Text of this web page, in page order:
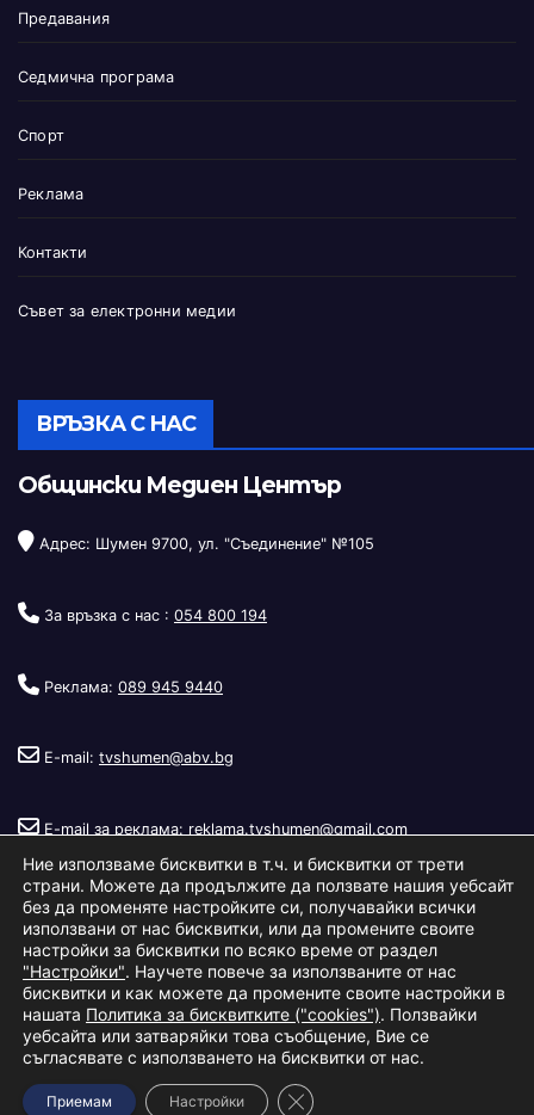
Предавания
Седмична програма
Спорт
Реклама
Контакти
Съвет за електронни медии
ВРЪЗКА С НАС
Общински Медиен Център
Адрес: Шумен 9700, ул. "Съединение" №105
За връзка с нас : 054 800 194
Реклама: 089 945 9440
E-mail: tvshumen@abv.bg
E-mail за реклама: reklama.tvshumen@gmail.com
Copyright © 2026Телевизия Шумен.|Изработка: S.I.T Solutions
Ltd.
За насРекламаУсловия за ползване
Политика за бисквитки
Ние използваме бисквитки в т.ч. и бисквитки от трети
страни. Можете да продължите да ползвате нашия уебсайт
без да променяте настройките си, получавайки всички
използвани от нас бисквитки, или да промените своите
настройки за бисквитки по всяко време от раздел
"Настройки". Научете повече за използваните от нас
бисквитки и как можете да промените своите настройки в
нашата Политика за бисквитките ("cookies"). Ползвайки
уебсайта или затваряйки това съобщение, Вие се
съгласявате с използването на бисквитки от нас.
Приемам Настройки Close GDPR Cookie Banner